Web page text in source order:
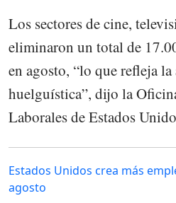
Los sectores de cine,
eliminaron un total de
en agosto, “lo que refleja
huelguística”, dijo la
Laborales de Estados
Estados Unidos crea más
agosto